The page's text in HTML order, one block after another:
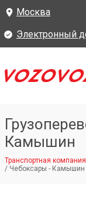
Москва
Электронный
Камышин
Транспортная компания
/ Чебоксары - Камышин